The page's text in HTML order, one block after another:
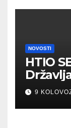
NOVOSTI
HTIO
policija
9